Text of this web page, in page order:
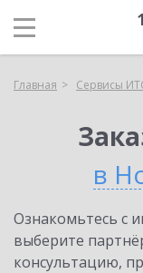
Главная Сервисы
в
Ознакомьтесь с
выберите
консультацию,